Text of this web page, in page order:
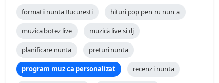
formatii nunta Bucuresti hituri pop pentru nunta
muzica botez live muzică live si dj
planificare nunta preturi nunta
program muzica personalizat recenzii nunta